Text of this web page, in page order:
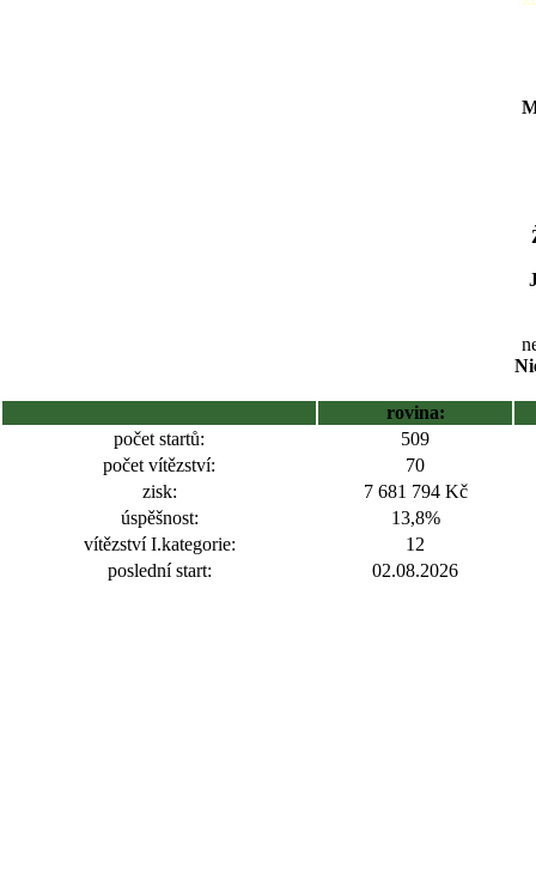
rovina:
počet startů:
509
počet vítězství:
70
zisk:
7 681 794 Kč
úspěšnost:
13,8%
vítězství I.kategorie:
12
poslední start:
02.08.2026